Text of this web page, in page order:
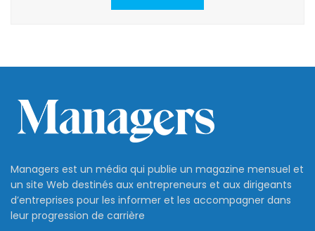
Managers est un média qui publie un magazine mensuel et
un site Web destinés aux entrepreneurs et aux dirigeants
d’entreprises pour les informer et les accompagner dans
leur progression de carrière